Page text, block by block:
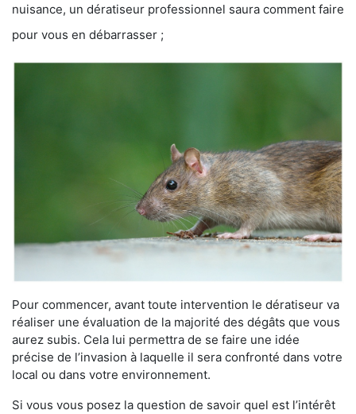
nuisance, un dératiseur professionnel saura comment faire
pour vous en débarrasser ;
Pour commencer, avant toute intervention le dératiseur va
réaliser une évaluation de la majorité des dégâts que vous
aurez subis. Cela lui permettra de se faire une idée
précise de l’invasion à laquelle il sera confronté dans votre
local ou dans votre environnement.
Si vous vous posez la question de savoir quel est l’intérêt